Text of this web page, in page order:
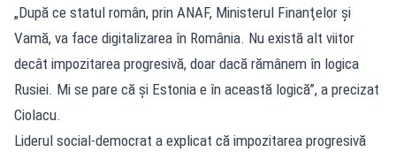
„După ce statul român, prin ANAF, Ministerul Finanţelor şi
Vamă, va face digitalizarea în România. Nu există alt viitor
decât impozitarea progresivă, doar dacă rămânem în logica
Rusiei. Mi se pare că şi Estonia e în această logică”, a precizat
Ciolacu.
Liderul social-democrat a explicat că impozitarea progresivă